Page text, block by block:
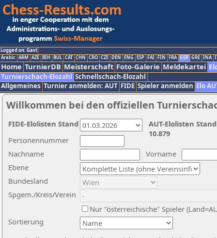
Logged on: Gast
Arabic ARM AZE BIH BUL CAT CHN CRO CZE DEN ENG ESP FAI FIN FRA GER GRE INA
Home TurnierDB Meisterschaft Foto-Galerie Meldekartei
Turnierschach-Elozahl Schnellschach-Elozahl
Allgemeines Turnier anmelden: AUT FIDE Spieler anmelden Elo
Willkommen bei den offiziellen
Nachname
Vorname
Ebene
Sortierung
Personennummer
Bundesland
Spgem./Kreis/Verein
Nur "österreichische" Spieler
AUT-Elolisten
10.879
FIDE-Elolisten Stand